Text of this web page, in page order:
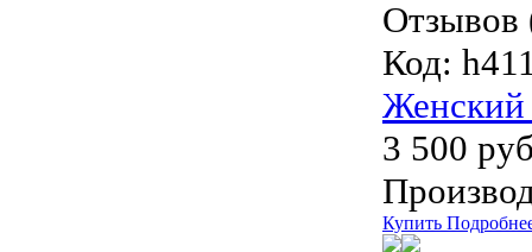
Отзывов
Код:
Женский
3 500
Купить